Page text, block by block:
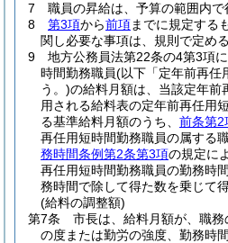
7
職員の昇給は、予算の範囲内で
8
第3項から前項までに規定する
関し必要な事項は、規則で定める
9
地方公務員法第22条の4第3項
時間勤務職員(以下「定年前再任
う。)の給料月額は、当該定年前
用される給料表の定年前再任用
る基準給料月額のうち、 前条第2
再任用短時間勤務職員の属する
務時間条例第2条第3項の規定に
再任用短時間勤務職員の勤務時
務時間で除して得た数を乗じて
(給料の調整額)
第7条
市長は、給料月額が、職
の度または勤労の強度、勤務時